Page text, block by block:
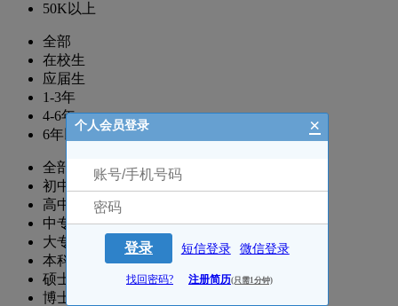
50K以上
全部
在校生
应届生
1-3年
4-6年
6年以上
全部
初中
高中
中专
大专
本科
硕士
博士
个人会员登录 ×
登录 短信登录 微信登录
找回密码? 注册简历(只需1分钟)